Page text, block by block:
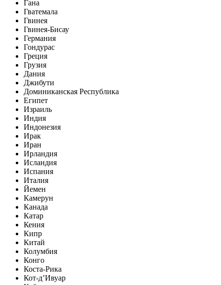
Гана
Гватемала
Гвинея
Гвинея-Бисау
Германия
Гондурас
Греция
Грузия
Дания
Джибути
Доминиканская Республика
Египет
Израиль
Индия
Индонезия
Ирак
Иран
Ирландия
Исландия
Испания
Италия
Йемен
Камерун
Канада
Катар
Кения
Кипр
Китай
Колумбия
Конго
Коста-Рика
Кот-д’Ивуар